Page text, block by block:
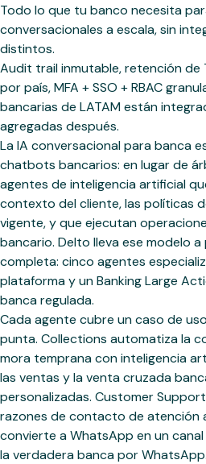
Todo lo que tu banco necesita
conversacionales a escala, sin
distintos.
Audit trail inmutable, retención de
por país, MFA + SSO + RBAC
bancarias de LATAM están
agregadas después.
La IA conversacional para banca
chatbots bancarios: en lugar de
agentes de inteligencia artificial
contexto del cliente, las políticas
vigente, y que ejecutan
bancario. Delto lleva ese modelo
completa: cinco agentes
plataforma y un Banking Large
banca regulada.
Cada agente cubre un caso de
punta. Collections automatiza la
mora temprana con inteligencia
las ventas y la venta cruzada
personalizadas. Customer
razones de contacto de atención
convierte a WhatsApp en un
la verdadera banca por